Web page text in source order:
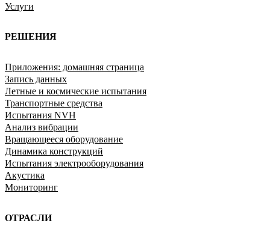
Услуги
РЕШЕНИЯ
Приложения: домашняя страница
Запись данных
Летные и космические испытания
Транспортные средства
Испытания NVH
Анализ вибрации
Вращающееся оборудование
Динамика конструкций
Испытания электрооборудования
Акустика
Мониторинг
ОТРАСЛИ